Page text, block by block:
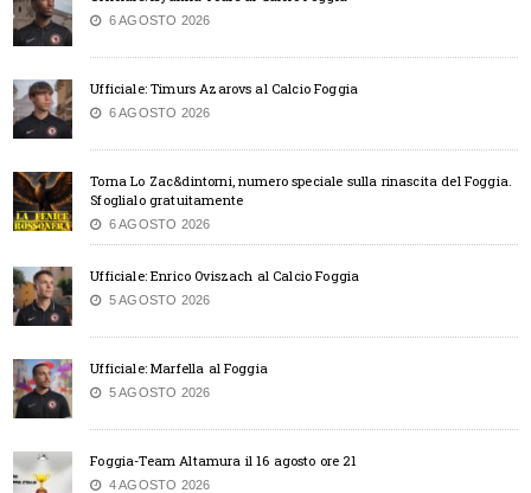
6 AGOSTO 2026
Ufficiale: Timurs Azarovs al Calcio Foggia
6 AGOSTO 2026
Torna Lo Zac&dintorni, numero speciale sulla rinascita del Foggia.
Sfoglialo gratuitamente
6 AGOSTO 2026
Ufficiale: Enrico Oviszach al Calcio Foggia
5 AGOSTO 2026
Ufficiale: Marfella al Foggia
5 AGOSTO 2026
Foggia-Team Altamura il 16 agosto ore 21
4 AGOSTO 2026